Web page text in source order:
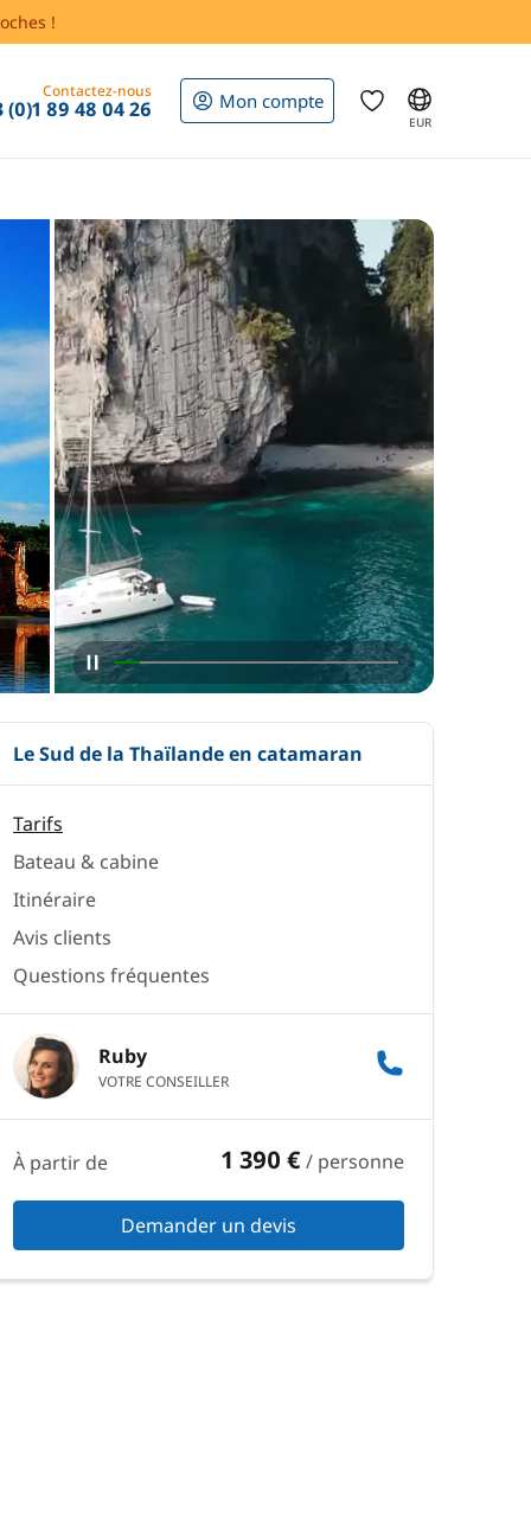
!
Contactez-nous
(0)1 89 48 04 26 Mon compte
EUR
Le Sud de la Thaïlande en catamaran
Tarifs
Bateau & cabine
Itinéraire
Avis clients
Questions fréquentes
Ruby
VOTRE CONSEILLER
À partir de 1 390 €/ personne
Demander un devis